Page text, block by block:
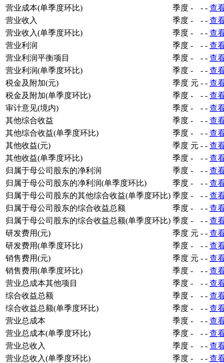
营业成本(单季度环比)
季度 - - - 查
营业收入
季度 - - - 查
营业收入(单季度环比)
季度 - - - 查
营业利润
季度 - - - 查
营业利润平衡项目
季度 - - - 查
营业利润(单季度环比)
季度 - - - 查
税金及附加(元)
季度 元 - - 查
税金及附加(单季度环比)
季度 - - - 查
审计意见(境内)
季度 - - - 查
其他综合收益
季度 - - - 查
其他综合收益(单季度环比)
季度 - - - 查
其他收益(元)
季度 元 - - 查
其他收益(单季度环比)
季度 - - - 查
归属于母公司股东的净利润
季度 - - - 查
归属于母公司股东的净利润(单季度环比)
季度 - - - 查
归属于母公司股东的其他综合收益(单季度环比) 季度 - - - 查
归属于母公司股东的综合收益总额
季度 - - - 查
归属于母公司股东的综合收益总额(单季度环比) 季度 - - - 查
研发费用(元)
季度 元 - - 查
研发费用(单季度环比)
季度 - - - 查
销售费用(元)
季度 元 - - 查
销售费用(单季度环比)
季度 - - - 查
营业总成本其他项目
季度 - - - 查
综合收益总额
季度 - - - 查
综合收益总额(单季度环比)
季度 - - - 查
营业总成本
季度 - - - 查
营业总成本(单季度环比)
季度 - - - 查
营业总收入
季度 - - - 查
营业总收入(单季度环比)
季度 - - - 查